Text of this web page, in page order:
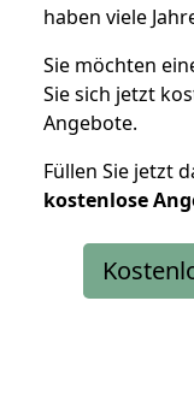
haben viele
Sie möchten
Sie sich jetzt
Angebote.
Füllen Sie jetzt
kostenlose